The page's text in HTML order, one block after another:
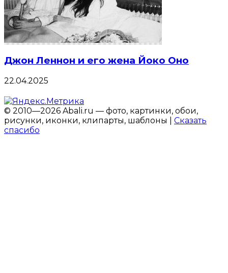
Джон Леннон и его жена Йоко Оно
22.04.2025
© 2010—2026 Abali.ru — фото, картинки, обои,
рисунки, иконки, клипарты, шаблоны | Сказать
спасибо